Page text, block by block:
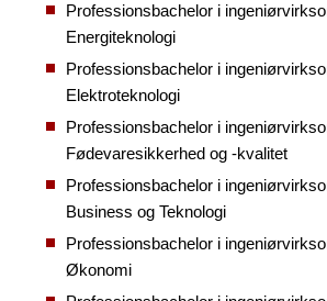
Professionsbachelor i
Energiteknologi
Professionsbachelor i
Elektroteknologi
Professionsbachelor i
Fødevaresikkerhed og -kvalitet
Professionsbachelor i
Business og Teknologi
Professionsbachelor i
Økonomi